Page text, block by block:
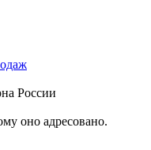
России
оно адресовано.